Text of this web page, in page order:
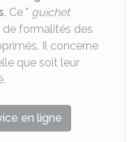
. Ce " guichet
formalités des
Il concerne
que soit leur
en ligne